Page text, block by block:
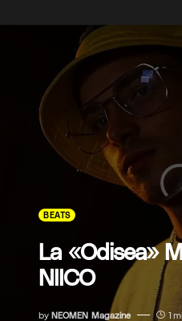
BEATS
La «Odisea»
NIICO
by NEOMEN Magazine 1